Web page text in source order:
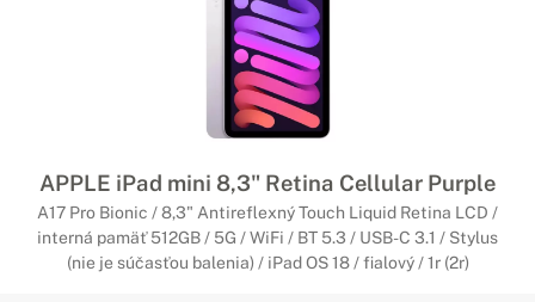
APPLE iPad mini 8,3" Retina Cellular Purple
A17 Pro Bionic / 8,3" Antireflexný Touch Liquid Retina LCD /
interná pamäť 512GB / 5G / WiFi / BT 5.3 / USB-C 3.1 / Stylus
(nie je súčasťou balenia) / iPad OS 18 / fialový / 1r (2r)